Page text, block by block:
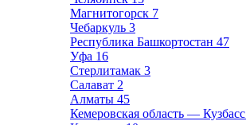
Магнитогорск 7
Чебаркуль 3
Республика Башкортостан 47
Уфа 16
Стерлитамак 3
Салават 2
Алматы 45
Кемеровская область — Кузбасс